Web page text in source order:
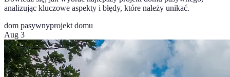
analizując kluczowe aspekty i błędy, które należy unikać.
dom pasywnyprojekt domu
Aug 3